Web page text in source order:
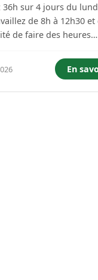
36h sur 4 jours du
de 8h à 12h30 et
de faire des heures
principalement auprès
travaillez
Réalisation de t...
En